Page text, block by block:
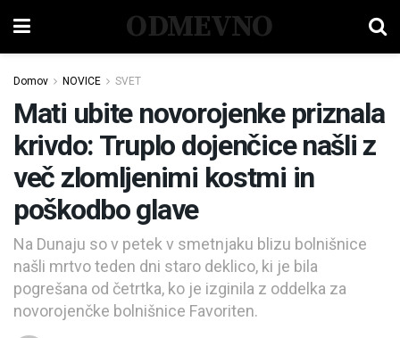
ODMEVNO
Domov NOVICE SVET
Mati ubite novorojenke priznala
krivdo: Truplo dojenčice našli z
več zlomljenimi kostmi in
poškodbo glave
Na Dunaju so v petek v smetnjaku blizu bolnišnice
našli mrtvo teden dni staro deklico, ki je bila
pogrešana od četrtka, ko je izginila z oddelka za
novorojenčke bolnišnice Favoriten.